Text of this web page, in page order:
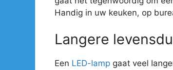
Handig in uw keuken, op
Langere
Een LED-lamp gaat veel